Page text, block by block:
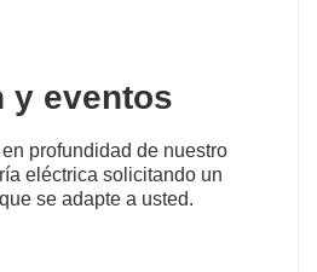
y eventos
profundidad de nuestro
eléctrica solicitando un
se adapte a usted.